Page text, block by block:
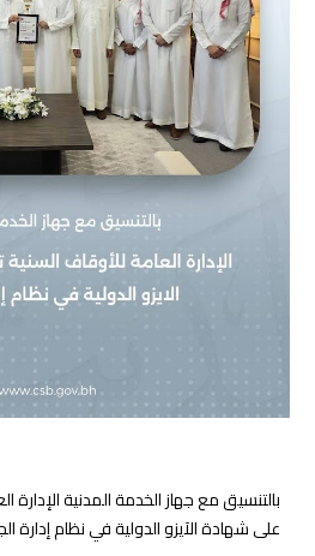
بالتنسيق مع جهاز الخدمة المدنيةالإدارة
على شهادة الآيزو الدولية في نظام إدارة